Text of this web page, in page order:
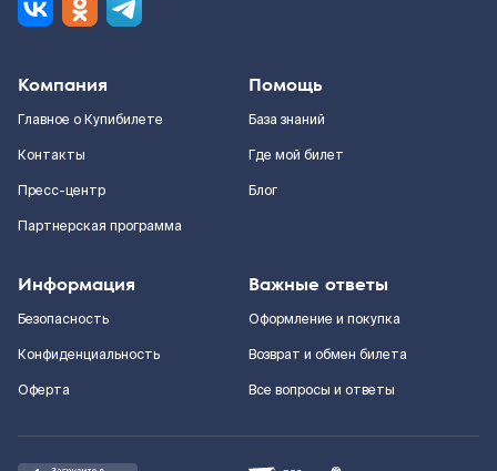
Компания
Главное о Купибилете
Контакты
Пресс-центр
Партнерская программа
Помощь
База знаний
Где мой билет
Блог
Информация
Безопасность
Конфиденциальность
Оферта
Важные ответы
Оформление и покупка
Возврат и обмен билета
Все вопросы и ответы